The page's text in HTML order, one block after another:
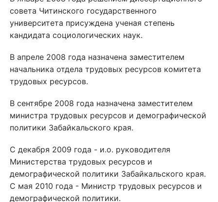
совета Читинского государственного
университета присуждена ученая степень
кандидата социологических наук.
В апреле 2008 года назначена заместителем
начальника отдела трудовых ресурсов комитета
трудовых ресурсов.
В сентябре 2008 года назначена заместителем
министра трудовых ресурсов и демографической
политики Забайкальского края.
С декабря 2009 года - и.о. руководителя
Министерства трудовых ресурсов и
демографической политики Забайкальского края.
С мая 2010 года - Министр трудовых ресурсов и
демографической политики.